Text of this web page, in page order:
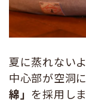
夏に蒸れない
中心部が空洞
綿」 を採用し